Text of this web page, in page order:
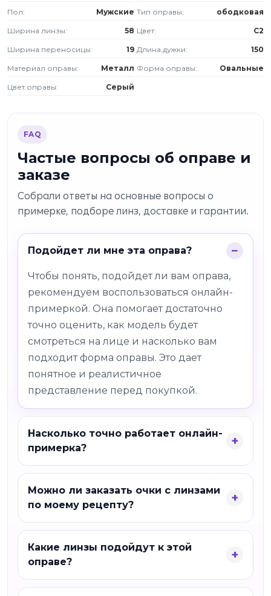
Пол: Мужские Тип оправы: ободковая
Ширина линзы: 58 Цвет: C2
Ширина переносицы: 19 Длина дужки: 150
Материал оправы: Металл Форма оправы: Овальные
Цвет оправы: Серый
FAQ
Частые вопросы об оправе и
заказе
Собрали ответы на основные вопросы о
примерке, подборе линз, доставке и гарантии.
Подойдет ли мне эта оправа?
Чтобы понять, подойдет ли вам оправа,
рекомендуем воспользоваться онлайн-
примеркой. Она помогает достаточно
точно оценить, как модель будет
смотреться на лице и насколько вам
подходит форма оправы. Это дает
понятное и реалистичное
представление перед покупкой.
Насколько точно работает онлайн-
примерка?
Можно ли заказать очки с линзами
по моему рецепту?
Какие линзы подойдут к этой
оправе?